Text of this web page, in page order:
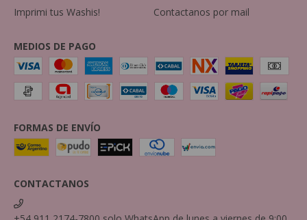
Imprimi tus Washis! Contactanos por mail
MEDIOS DE PAGO
FORMAS DE ENVÍO
CONTACTANOS